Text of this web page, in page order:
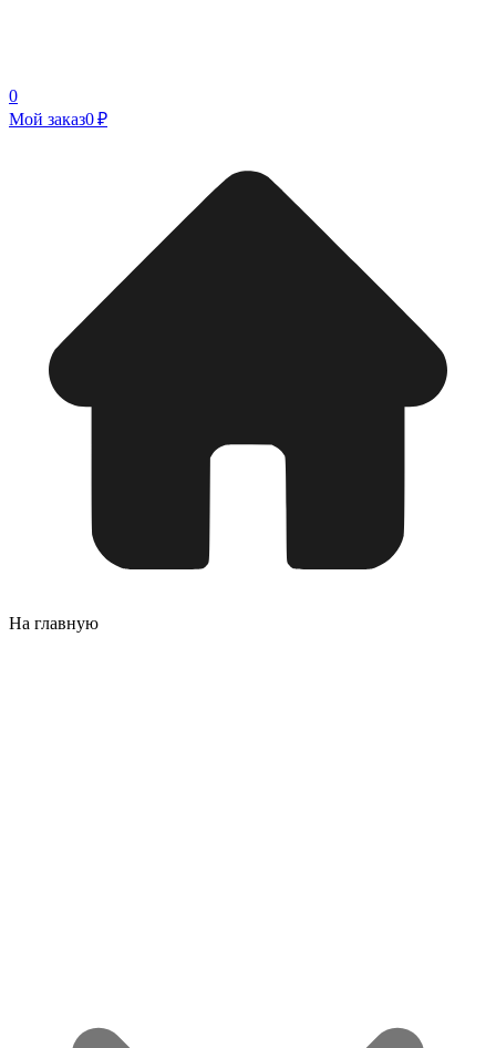
0
Мой заказ0 ₽
На главную